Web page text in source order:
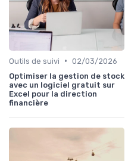
Outils de suivi • 02/03/2026
Optimiser la gestion de stock
avec un logiciel gratuit sur
Excel pour la direction
financière